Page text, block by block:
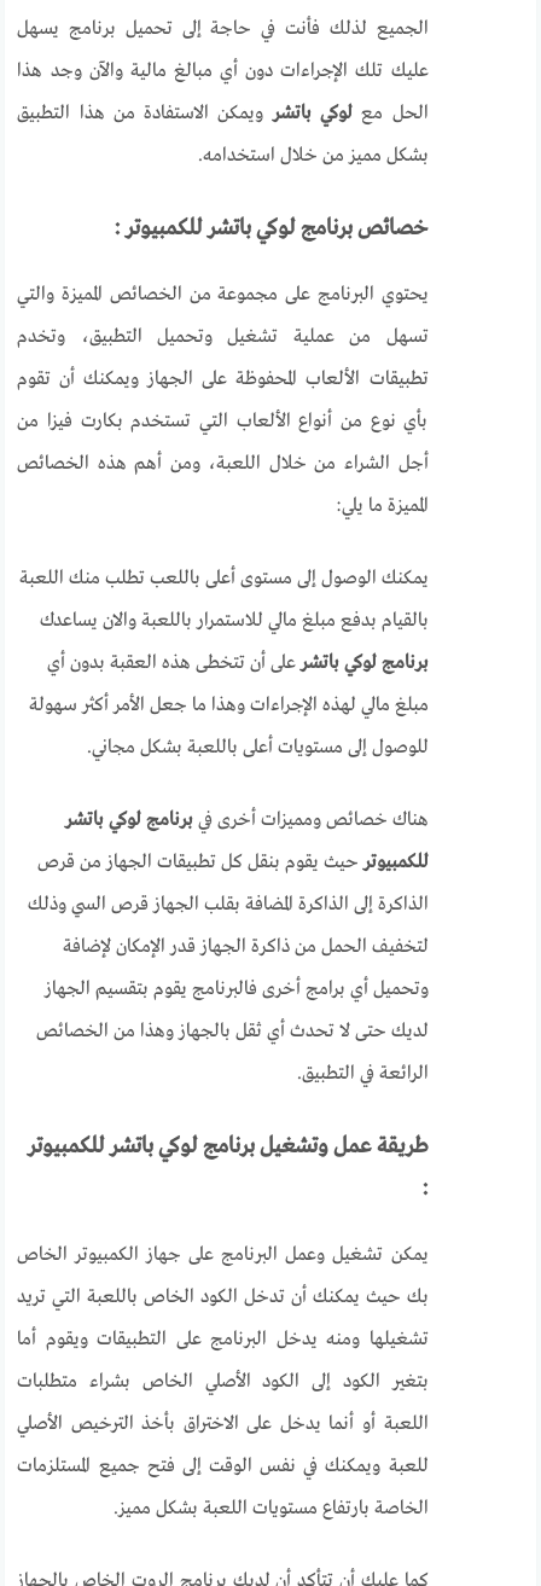
الجميع لذلك فأنت في حاجة إلى تحميل برنامج يسهل
عليك تلك الإجراءات دون أي مبالغ مالية والآن وجد هذا
الحل مع لوكي باتشرويمكن الاستفادة من هذا التطبيق
بشكل مميز من خلال استخدامه.
خصائص برنامج لوكي باتشر للكمبيوتر :
يحتوي البرنامج على مجموعة من الخصائص المميزة والتي
تسهل من عملية تشغيل وتحميل التطبيق، وتخدم
تطبيقات الألعاب المحفوظة على الجهاز ويمكنك أن تقوم
بأي نوع من أنواع الألعاب التي تستخدم بكارت فيزا من
أجل الشراء من خلال اللعبة، ومن أهم هذه الخصائص
المميزة ما يلي:
يمكنك الوصول إلى مستوى أعلى باللعب تطلب منك اللعبة
بالقيام بدفع مبلغ مالي للاستمرار باللعبة والان يساعدك
برنامج لوكي باتشرعلى أن تتخطى هذه العقبة بدون أي
مبلغ مالي لهذه الإجراءات وهذا ما جعل الأمر أكثر سهولة
للوصول إلى مستويات أعلى باللعبة بشكل مجاني.
هناك خصائص ومميزات أخرى في برنامج لوكي باتشر
للكمبيوترحيث يقوم بنقل كل تطبيقات الجهاز من قرص
الذاكرة إلى الذاكرة المضافة بقلب الجهاز قرص السي وذلك
لتخفيف الحمل من ذاكرة الجهاز قدر الإمكان لإضافة
وتحميل أي برامج أخرى فالبرنامج يقوم بتقسيم الجهاز
لديك حتى لا تحدث أي ثقل بالجهاز وهذا من الخصائص
الرائعة في التطبيق.
طريقة عمل وتشغيل برنامج لوكي باتشر للكمبيوتر
:
يمكن تشغيل وعمل البرنامج على جهاز الكمبيوتر الخاص
بك حيث يمكنك أن تدخل الكود الخاص باللعبة التي تريد
تشغيلها ومنه يدخل البرنامج على التطبيقات ويقوم أما
بتغير الكود إلى الكود الأصلي الخاص بشراء متطلبات
اللعبة أو أنما يدخل على الاختراق بأخذ الترخيص الأصلي
للعبة ويمكنك في نفس الوقت إلى فتح جميع المستلزمات
الخاصة بارتفاع مستويات اللعبة بشكل مميز.